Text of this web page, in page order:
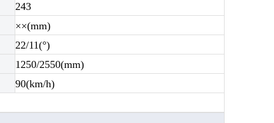
243
××(mm)
22/11(°)
1250/2550(mm)
90(km/h)